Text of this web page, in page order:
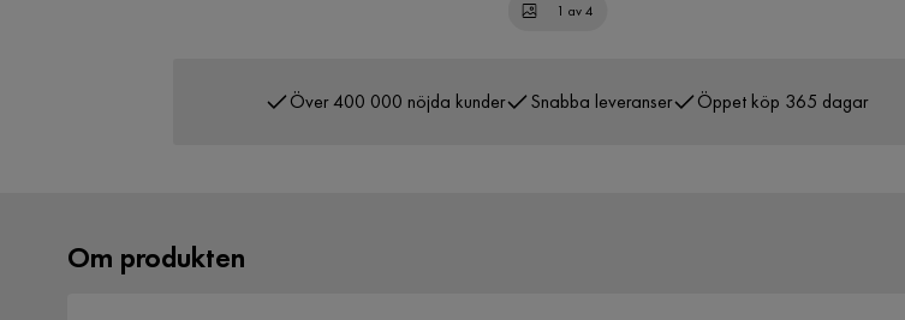
1 av 4
Över 400 000 nöjda kunder Snabba leveranser Öppet köp 365 dagar
Om produkten